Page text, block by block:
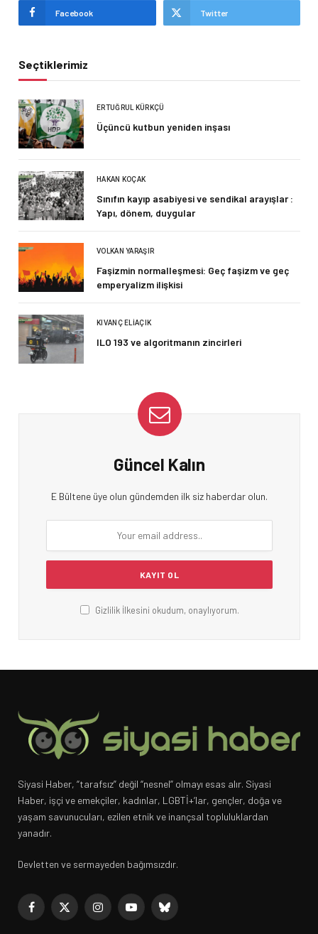
Facebook Twitter
Seçtiklerimiz
ERTUĞRUL KÜRKÇÜ
Üçüncü kutbun yeniden inşası
HAKAN KOÇAK
Sınıfın kayıp asabiyesi ve sendikal arayışlar :
Yapı, dönem, duygular
VOLKAN YARAŞIR
Faşizmin normalleşmesi: Geç faşizm ve geç
emperyalizm ilişkisi
KIVANÇ ELIAÇIK
ILO 193 ve algoritmanın zincirleri
Güncel Kalın
E Bültene üye olun gündemden ilk siz haberdar olun.
Gizlilik İlkesini okudum, onaylıyorum.
Siyasi Haber, “tarafsız” değil “nesnel” olmayı esas alır. Siyasi
Haber, işçi ve emekçiler, kadınlar, LGBTİ+’lar, gençler, doğa ve
yaşam savunucuları, ezilen etnik ve inançsal topluluklardan
yanadır.
Devletten ve sermayeden bağımsızdır.
Facebook
X
InstagramYouTubeBluesky